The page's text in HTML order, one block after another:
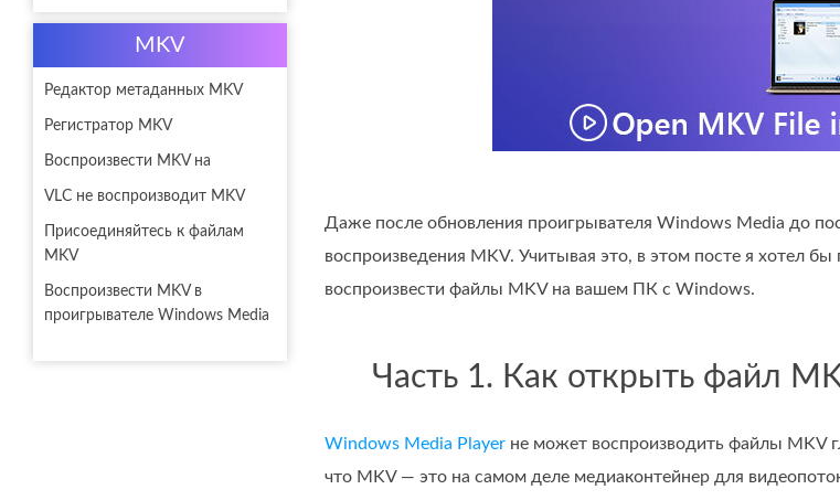
MKV
Редактор метаданных MKV
Регистратор MKV
Воспроизвести MKV на
VLC не воспроизводит MKV
Присоединяйтесь к файлам
MKV
Воспроизвести MKV в
проигрывателе Windows Media
Даже после обновления проигрывателя Windows Media до
воспроизведения MKV. Учитывая это, в этом посте я хотел
воспроизвести файлы MKV на вашем ПК с Windows.
Часть 1. Как открыть файл
Windows Media Player не может воспроизводить файлы MKV
что MKV — это на самом деле медиаконтейнер для